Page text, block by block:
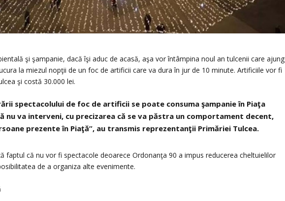
şi şampanie, dacă îşi aduc de acasă, aşa vor întâmpina noul an tulcenii care ajung
la miezul nopţii de un foc de artificii care va dura în jur de 10 minute. Artificiile vor fi
şi costă 30.000 lei.
spectacolului de foc de artificii se poate consuma şampanie în Piaţa
nu va interveni, cu precizarea că se va păstra un comportament decent,
prezente în Piaţă”, au transmis reprezentanţii Primăriei Tulcea.
faptul că nu vor fi spectacole deoarece Ordonanţa 90 a impus reducerea cheltuielilor
de a organiza alte evenimente.